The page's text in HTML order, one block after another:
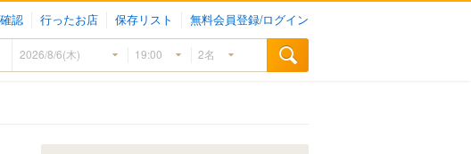
認 行ったお店 保存リスト 無料会員登録/ログイン